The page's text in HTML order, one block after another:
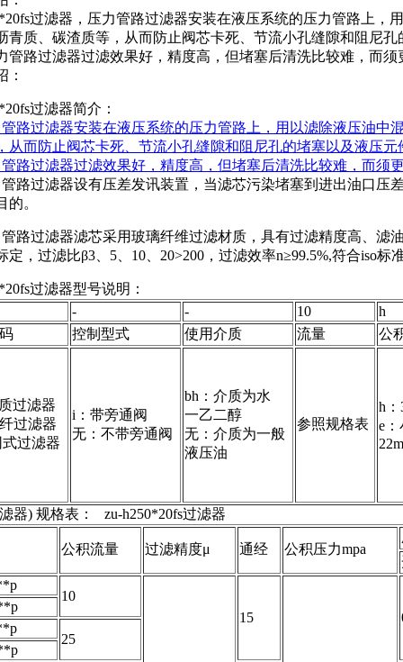
过滤器，压力管路过滤器安装在液压系统的压力管路上
青质、碳渣质等，从而防止阀芯卡死、节流小孔缝隙和阻尼
管路过滤器过滤效果好，精度高，但堵塞后清洗比较难，而须
：
过滤器简介：
路过滤器安装在液压系统的压力管路上，用以滤除液压油
从而防止阀芯卡死、节流小孔缝隙和阻尼孔的堵塞以及液压
路过滤器过滤效果好，精度高，但堵塞后清洗比较难，而须
路过滤器设有压差发讯装置，当滤芯污染堵塞到进出油口压
的。
路过滤器滤芯采用玻璃纤维过滤材质，具有过滤精度高、
定，过滤比β3、5、10、20>200，过滤效率n≥99.5%,符合iso标
过滤器型号说明：
-
- 10
h
控制型式 使用介质 流量 公
过滤器
过滤器
过滤器
i：带旁通阀
无：不带旁通阀
bh：介质为水
一乙二醇
无：介质为一般
液压油
参照规格表
h：
e
器) 规格表： zu-h250*20fs过滤器
公积流量 过滤精度μ 通经 公积压力mpa
10
15
25